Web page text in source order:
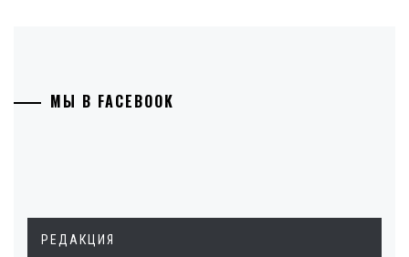
МЫ В FACEBOOK
РЕДАКЦИЯ